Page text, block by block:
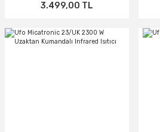
3.499,00 TL